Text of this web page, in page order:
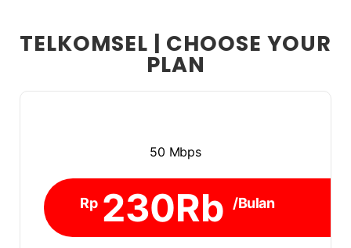
TELKOMSEL | CHOOSE YOUR
PLAN
50 Mbps
Rp 230Rb /Bulan